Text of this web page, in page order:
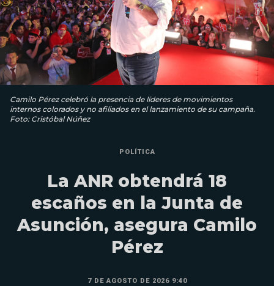
Camilo Pérez celebró la presencia de líderes de movimientos
internos colorados y no afiliados en el lanzamiento de su campaña.
Foto: Cristóbal Núñez
POLÍTICA
La ANR obtendrá 18
escaños en la Junta de
Asunción, asegura Camilo
Pérez
7 DE AGOSTO DE 2026 9:40